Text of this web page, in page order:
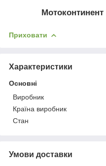
Мотоконтинент
Приховати
Характеристики
Основні
Виробник
Країна виробник
Стан
Умови доставки